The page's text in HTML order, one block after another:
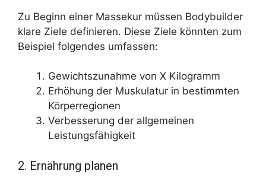
Zu Beginn einer Massekur müssen Bodybuilder
klare Ziele definieren. Diese Ziele könnten zum
Beispiel folgendes umfassen:
Gewichtszunahme von X Kilogramm
Erhöhung der Muskulatur in bestimmten
Körperregionen
Verbesserung der allgemeinen
Leistungsfähigkeit
2. Ernährung planen